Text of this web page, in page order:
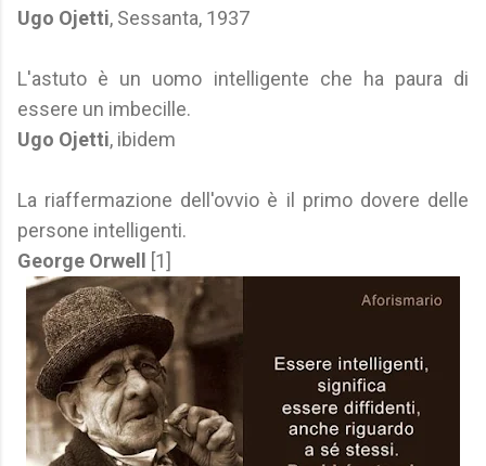
Ugo Ojetti, Sessanta, 1937
L'astuto è un uomo intelligente che ha paura di
essere un imbecille.
Ugo Ojetti, ibidem
La riaffermazione dell'ovvio è il primo dovere delle
persone intelligenti.
George Orwell
[1]